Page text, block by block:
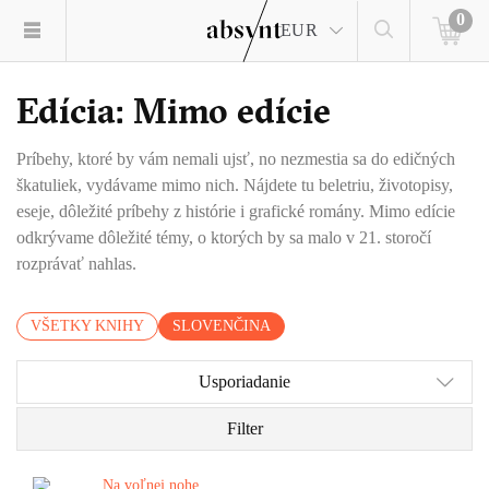
EUR
0
Edícia: Mimo edície
Príbehy, ktoré by vám nemali ujsť, no nezmestia sa do edičných
škatuliek, vydávame mimo nich. Nájdete tu beletriu, životopisy,
eseje, dôležité príbehy z histórie i grafické romány. Mimo edície
odkrývame dôležité témy, o ktorých by sa malo v 21. storočí
rozprávať nahlas.
VŠETKY KNIHY SLOVENČINA
Usporiadanie
Filter